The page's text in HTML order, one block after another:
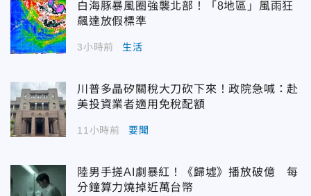
白海豚暴風圈強襲北部！「8地區」風雨狂
飆達放假標準
3小時前 生活
川普多晶矽關稅大刀砍下來！政院急喊：赴
美投資業者適用免稅配額
11小時前 要聞
陸男手搓AI劇暴紅！《歸墟》播放破億 每
分鐘算力燒掉近萬台幣